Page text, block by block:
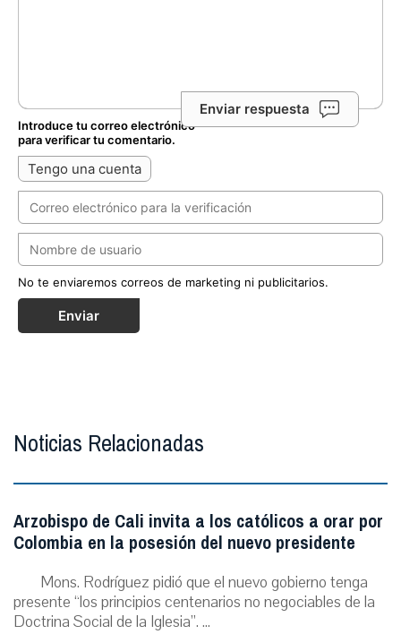
Enviar respuesta
Introduce tu correo electrónico
para verificar tu comentario.
Tengo una cuenta
No te enviaremos correos de marketing ni publicitarios.
Enviar
Noticias Relacionadas
Arzobispo de Cali invita a los católicos a orar por
Colombia en la posesión del nuevo presidente
Mons. Rodríguez pidió que el nuevo gobierno tenga
presente “los principios centenarios no negociables de la
Doctrina Social de la Iglesia”. ...